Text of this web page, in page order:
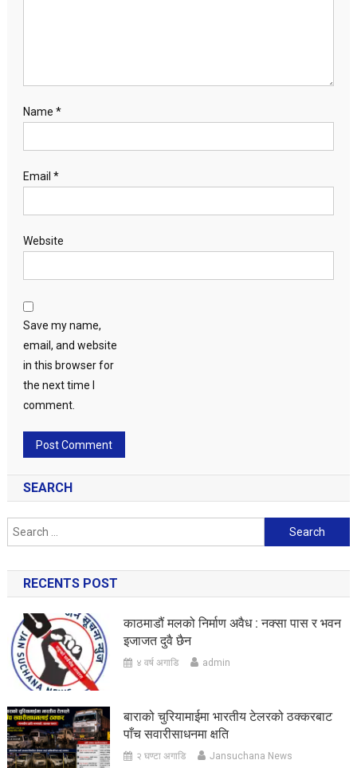
Name *
Email *
Website
Save my name,
email, and website
in this browser for
the next time I
comment.
SEARCH
Search
for:
RECENTS POST
काठमाडौं मलको निर्माण अवैध : नक्सा पास र भवन
इजाजत दुवै छैन
४ वर्ष अगाडि admin
बाराको चुरियामाईमा भारतीय टेलरको ठक्करबाट
पाँच सवारीसाधनमा क्षति
२ घण्टा अगाडि Jansuchana News